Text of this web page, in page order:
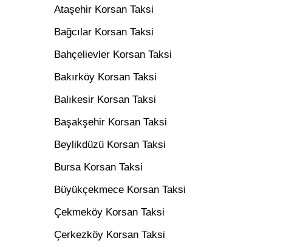
Ataşehir Korsan Taksi
Bağcılar Korsan Taksi
Bahçelievler Korsan Taksi
Bakırköy Korsan Taksi
Balıkesir Korsan Taksi
Başakşehir Korsan Taksi
Beylikdüzü Korsan Taksi
Bursa Korsan Taksi
Büyükçekmece Korsan Taksi
Çekmeköy Korsan Taksi
Çerkezköy Korsan Taksi